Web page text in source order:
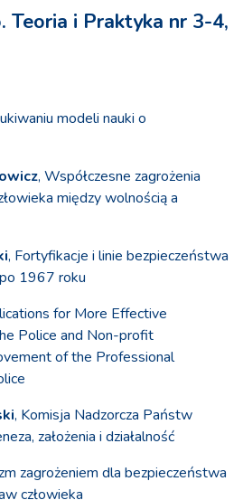
Teoria i Praktyka nr 3-4,
modeli nauki o
, Współczesne zagrożenia
między wolnością a
, Fortyfikacje i linie bezpieczeństwa
1967 roku
for More Effective
Police and Non-profit
of the Professional
, Komisja Nadzorcza Państw
założenia i działalność
zagrożeniem dla bezpieczeństwa
człowieka